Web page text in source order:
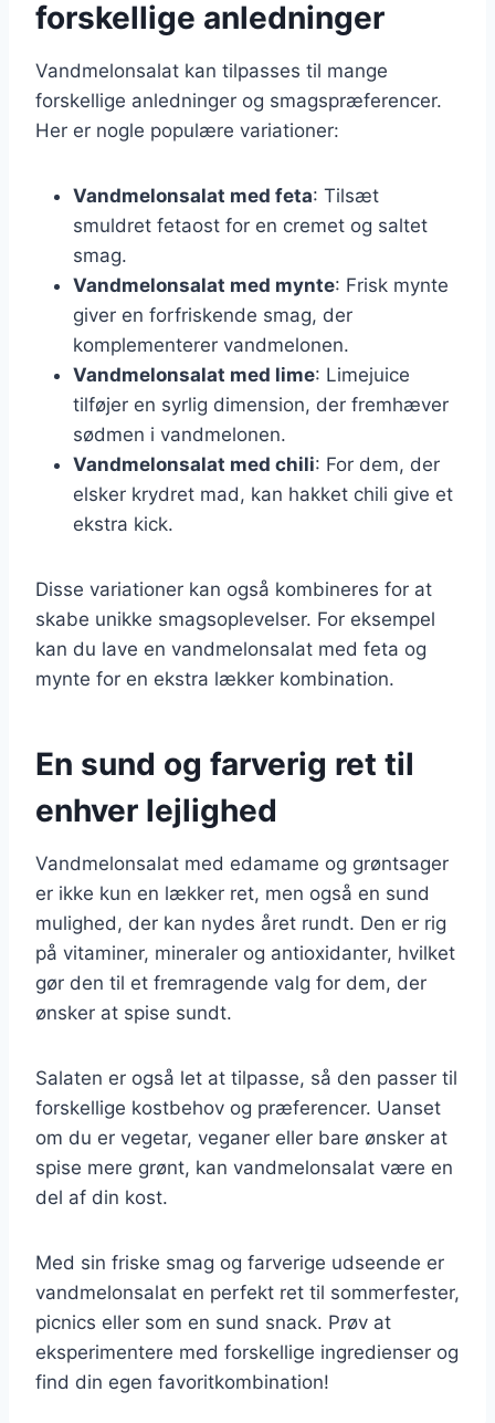
forskellige anledninger
Vandmelonsalat kan tilpasses til mange
forskellige anledninger og smagspræferencer.
Her er nogle populære variationer:
Vandmelonsalat med feta: Tilsæt
smuldret fetaost for en cremet og saltet
smag.
Vandmelonsalat med mynte: Frisk mynte
giver en forfriskende smag, der
komplementerer vandmelonen.
Vandmelonsalat med lime: Limejuice
tilføjer en syrlig dimension, der fremhæver
sødmen i vandmelonen.
Vandmelonsalat med chili: For dem, der
elsker krydret mad, kan hakket chili give et
ekstra kick.
Disse variationer kan også kombineres for at
skabe unikke smagsoplevelser. For eksempel
kan du lave en vandmelonsalat med feta og
mynte for en ekstra lækker kombination.
En sund og farverig ret til
enhver lejlighed
Vandmelonsalat med edamame og grøntsager
er ikke kun en lækker ret, men også en sund
mulighed, der kan nydes året rundt. Den er rig
på vitaminer, mineraler og antioxidanter, hvilket
gør den til et fremragende valg for dem, der
ønsker at spise sundt.
Salaten er også let at tilpasse, så den passer til
forskellige kostbehov og præferencer. Uanset
om du er vegetar, veganer eller bare ønsker at
spise mere grønt, kan vandmelonsalat være en
del af din kost.
Med sin friske smag og farverige udseende er
vandmelonsalat en perfekt ret til sommerfester,
picnics eller som en sund snack. Prøv at
eksperimentere med forskellige ingredienser og
find din egen favoritkombination!